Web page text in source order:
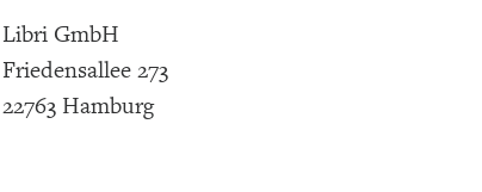
Libri GmbH
Friedensallee 273
22763 Hamburg